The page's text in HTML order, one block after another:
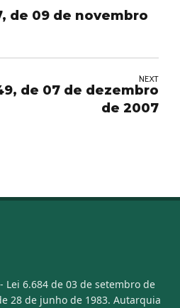
de 09 de novembro
NEXT
de 07 de dezembro
de 2007
Lei 6.684 de 03 de setembro de
28 de junho de 1983. Autarquia